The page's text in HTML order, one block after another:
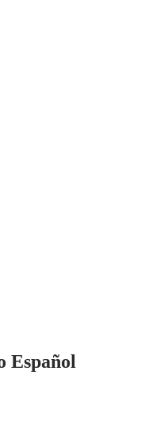
Español